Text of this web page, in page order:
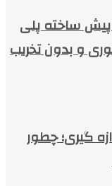
پیش ساخته پلی
و بدون تخریب
گیری؛ چطور